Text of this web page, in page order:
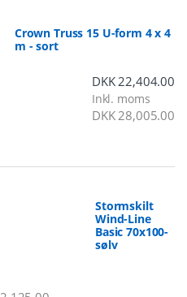
Crown Truss 15 U-form 4 x 4
m - sort
DKK22,404.00
Inkl. moms
DKK28,005.00
Stormskilt
Wind-Line
Basic 70x100-
sølv